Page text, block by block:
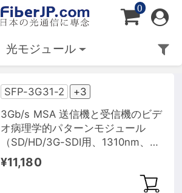
0
光モジュール
SFP-3G31-2
+3
3Gb/s MSA 送信機と受信機のビデ
オ病理学的パターンモジュール
（SD/HD/3G-SDI用、1310nm、
40km）
¥11,180